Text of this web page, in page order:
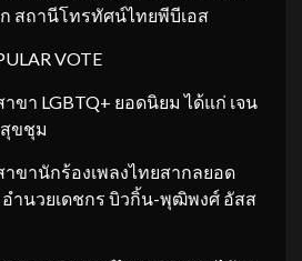
ก สถานีโทรทัศน์ไทยพีบีเอส
VOTE
าขา LGBTQ+ ยอดนิยม ได้แก่ เจน
ขชุม
าขานักร้องเพลงไทยสากลยอด
ำนวยเดชกร บิวกิ้น-พุฒิพงศ์ อัสส